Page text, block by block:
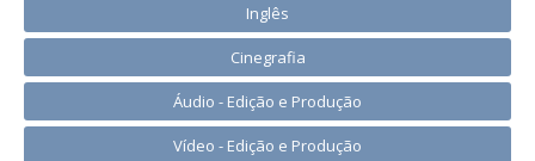
Inglês
Cinegrafia
Áudio - Edição e Produção
Vídeo - Edição e Produção